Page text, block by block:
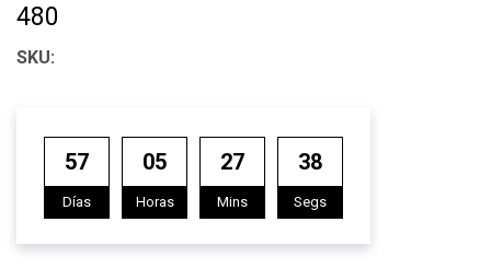
480
57
Días
05
Horas
27
Mins
38
Segs